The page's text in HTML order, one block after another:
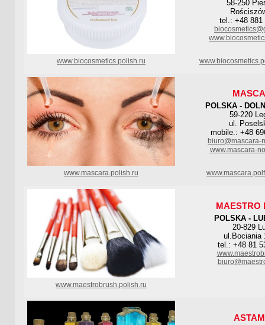
58-250
tel.: +48 881
www.biocosmetics.polish.ru
POLSKA -
59-220
ul.
mobile.: +48
biuro@mascara-
www.mascara-
www.mascara.polish.ru
MAESTRO
POLSKA -
20-829
ul.Bociania
tel.: +48 81
www.maestrobrush.polish.ru